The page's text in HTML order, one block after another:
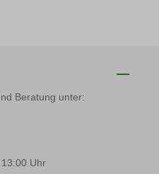
Beratung unter:
Uhr